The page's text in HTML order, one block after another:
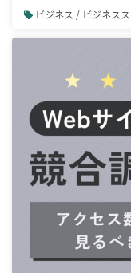
ビジネス / ビジネス